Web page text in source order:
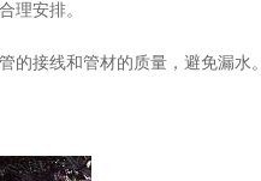
理安排。
接线和管材的质量，避免漏水。